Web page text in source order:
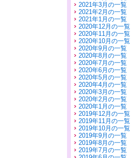
2021年3月の一覧
2021年2月の一覧
2021年1月の一覧
2020年12月の一覧
2020年11月の一覧
2020年10月の一覧
2020年9月の一覧
2020年8月の一覧
2020年7月の一覧
2020年6月の一覧
2020年5月の一覧
2020年4月の一覧
2020年3月の一覧
2020年2月の一覧
2020年1月の一覧
2019年12月の一覧
2019年11月の一覧
2019年10月の一覧
2019年9月の一覧
2019年8月の一覧
2019年7月の一覧